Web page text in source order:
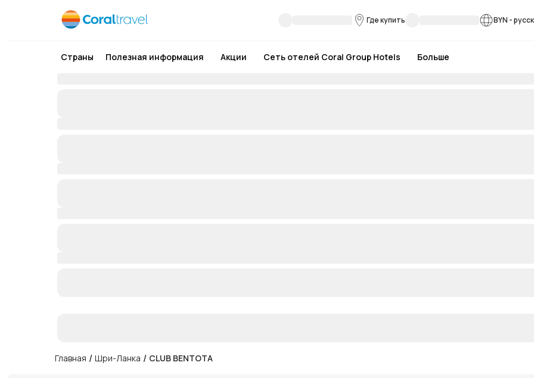
Где купить BYN -
Страны Полезная информация Акции Сеть отелей Coral Group Hotels Больше
Главная / Шри-Ланка / CLUB BENTOTA